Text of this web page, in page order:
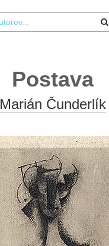
Postava
Marián Čunderlík